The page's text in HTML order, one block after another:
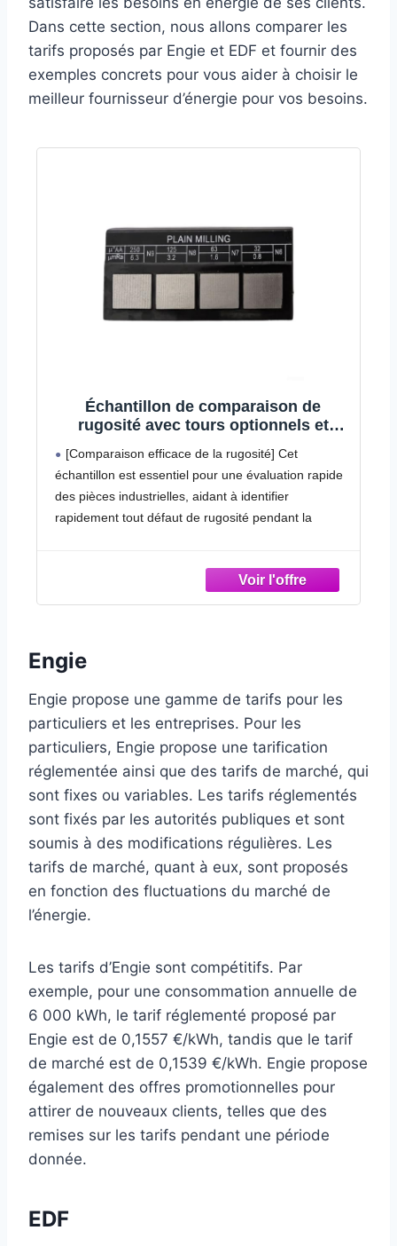
Dans cette section, nous allons comparer les
tarifs proposés par Engie et EDF et fournir des
exemples concrets pour vous aider à choisir le
meilleur fournisseur d’énergie pour vos besoins.
Échantillon de comparaison de
rugosité avec tours optionnels et
l'inspection et l'acceptation des pièces
industrielles par lots (meulage)
[Comparaison efficace de la rugosité] Cet
échantillon est essentiel pour une évaluation rapide
des pièces industrielles, aidant à identifier
rapidement tout défaut de rugosité pendant la
l'adaptabilité des pièces sans avoir besoin
d'installation sur site, ce qui la rend parfaite pour les
de détection entre les parties de l'offre et de la
de rugosité.
Aide à l'entraînement : un excellent outil éducatif
qui aide les apprenants à saisir efficacement
différents paramètres de rugosité et leurs
implications.
[Point de contrôle du prétraitement] Facilite
l'évaluation des pièces par rapport aux critères de
prétraitement avant de subir des processus tels que
la galvanoplastie ou la pulvérisation.
Engie
Engie propose une gamme de tarifs pour les
particuliers et les entreprises. Pour les
particuliers, Engie propose une tarification
réglementée ainsi que des tarifs de marché, qui
sont fixes ou variables. Les tarifs réglementés
sont fixés par les autorités publiques et sont
soumis à des modifications régulières. Les
tarifs de marché, quant à eux, sont proposés
en fonction des fluctuations du marché de
l’énergie.
Les tarifs d’Engie sont compétitifs. Par
exemple, pour une consommation annuelle de
6 000 kWh, le tarif réglementé proposé par
Engie est de 0,1557 €/kWh, tandis que le tarif
de marché est de 0,1539 €/kWh. Engie propose
également des offres promotionnelles pour
attirer de nouveaux clients, telles que des
remises sur les tarifs pendant une période
donnée.
EDF